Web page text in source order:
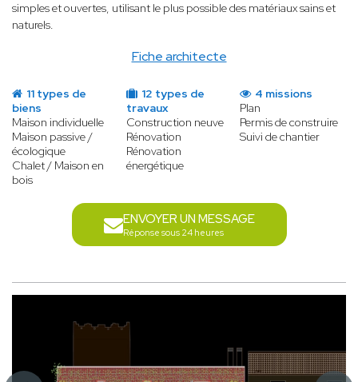
Fiche architecte
simples et ouvertes, utilisant le plus possible des matériaux sains et
naturels.
11 types de
biens
Maison individuelle
Maison passive /
écologique
Chalet / Maison en
bois
12 types de
travaux
Construction neuve
Rénovation
Rénovation
énergétique
4 missions
Plan
Permis de construire
Suivi de chantier
ENVOYER UN MESSAGE
Réponse sous 24 heures